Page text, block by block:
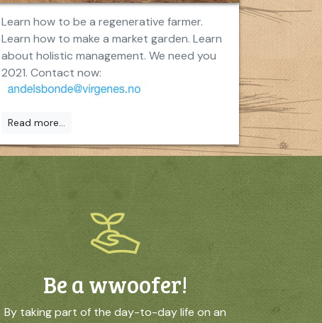
Learn how to be a regenerative farmer.
Learn how to make a market garden. Learn
about holistic management. We need you
2021. Contact now:
Read more...
Be a wwoofer!
By taking part of the day-to-day life on an